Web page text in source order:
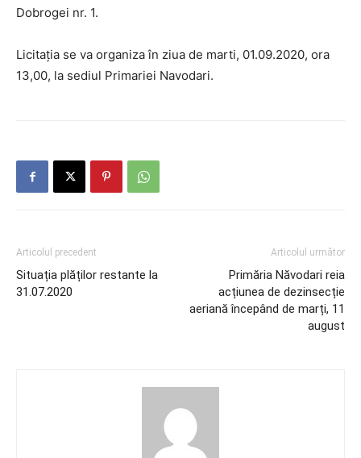
Dobrogei nr. 1.
Licitaţia se va organiza în ziua de marti, 01.09.2020, ora
13,00, la sediul Primariei Navodari.
Articolul precedent
Situația plăților restante la
31.07.2020
Articolul următor
Primăria Năvodari reia
acțiunea de dezinsecție
aeriană începând de marți, 11
august